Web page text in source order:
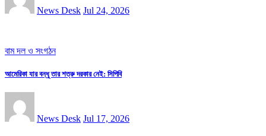
News Desk Jul 24, 2026
বাম দল ও সংগঠন
আমেরিকা যার বন্ধু তার শত্রু দরকার নেই: সিপিবি
News Desk Jul 17, 2026